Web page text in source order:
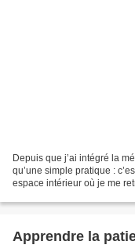
Depuis que j’ai intégré la
qu’une simple pratique :
espace intérieur où je me
Apprendre la